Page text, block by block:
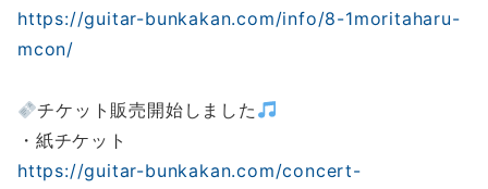
https://guitar-bunkakan.com/info/8-1moritaharu-
mcon/
チケット販売開始しました
・紙チケット
https://guitar-bunkakan.com/concert-